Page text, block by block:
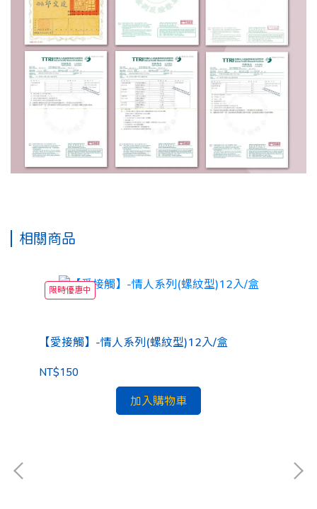
相關商品
限時優惠中
【愛接觸】-情人系列(螺紋型)12入/盒
NT$150
加入購物車